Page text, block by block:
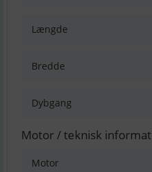
Længde
Bredde
Dybgang
Motor / teknisk
Motor